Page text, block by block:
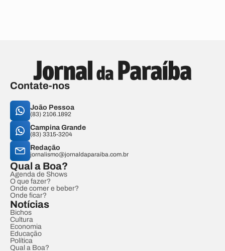
Contate-nos
João Pessoa
(83) 2106.1892
Campina Grande
(83) 3315-3204
Redação
jornalismo@jornaldaparaiba.com.br
Qual a Boa?
Agenda de Shows
O que fazer?
Onde comer e beber?
Onde ficar?
Notícias
Bichos
Cultura
Economia
Educação
Política
Qual a Boa?